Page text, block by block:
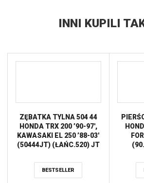
INNI KUPILI
ZĘBATKA TYLNA 504 44
HONDA TRX 200 ’90-97′,
KAWASAKI EL 250 ’88-03′
(50444JT) (ŁAŃC.520) JT
BESTSELLER